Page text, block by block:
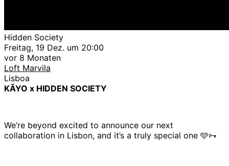
Hidden Society
Freitag, 19 Dez. um 20:00
vor 8 Monaten
Loft Marvila
Lisboa
KÃYO x HIDDEN SOCIETY
We’re beyond excited to announce our next
collaboration in Lisbon, and it’s a truly special one 🩵🗝